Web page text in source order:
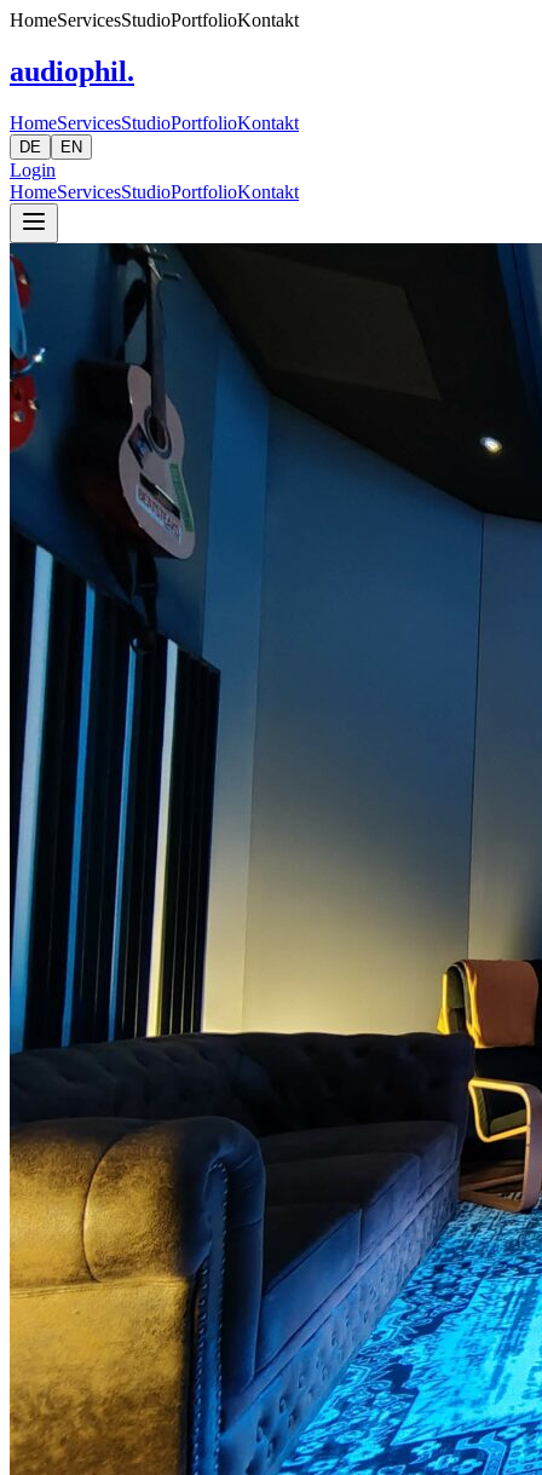
HomeServicesStudioPortfolioKontakt
audiophil.
HomeServicesStudioPortfolioKontakt
DE EN
Login
HomeServicesStudioPortfolioKontakt